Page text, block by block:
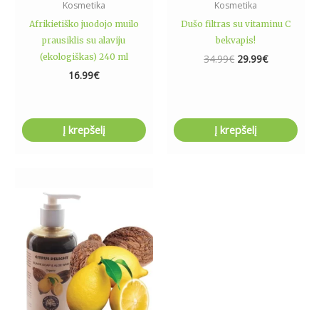
Kosmetika
Afrikietiško juodojo muilo
prausiklis su alaviju
(ekologiškas) 240 ml
16.99€
Į krepšelį
Kosmetika
Dušo filtras su vitaminu C
bekvapis!
34.99€ 29.99€
Į krepšelį